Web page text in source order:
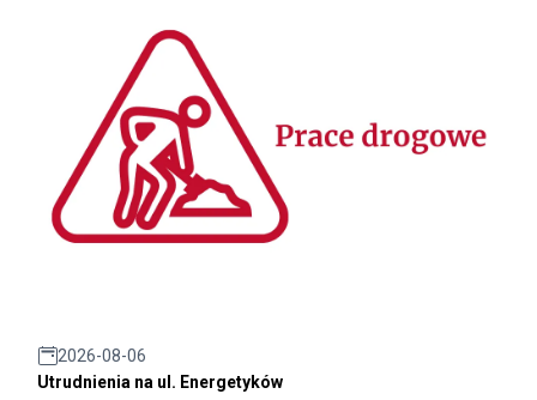
2026-08-06
Utrudnienia na ul. Energetyków